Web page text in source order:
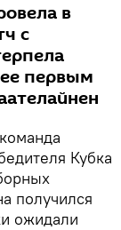
в
с
первым
Кубка
получился
ожидали